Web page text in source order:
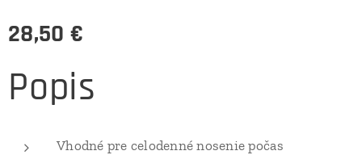
28,50 €
Popis
Vhodné pre celodenné nosenie počas